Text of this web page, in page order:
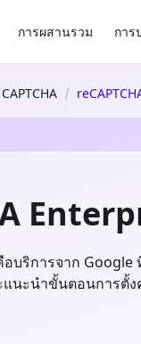
การผสานรวม การ
CAPTCHA
อบริการจาก
ะนำขั้นตอนการตั้ง